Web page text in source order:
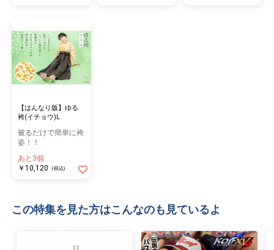
【はんなり版】ゆる
袴(イチョウ)L
被るだけで簡単に袴
姿！！
あと3個
￥10,120
(税込)
この特集を見た方はこんなのも見ているよ